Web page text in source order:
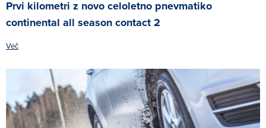
Prvi kilometri z novo celoletno pnevmatiko
continental all season contact 2
Več